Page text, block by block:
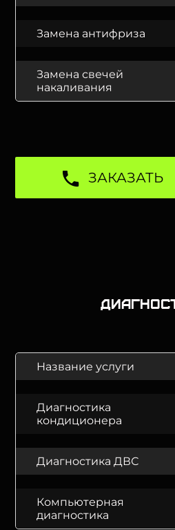
Замена антифриза
Замена свечей
накаливания
ЗАКАЗАТЬ
Название услуги
Диагностика
кондиционера
Диагностика ДВС
Компьютерная
диагностика